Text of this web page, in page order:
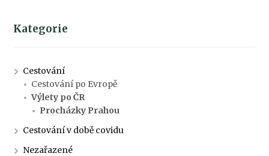
Kategorie
Cestování
Cestování po Evropě
Výlety po ČR
Procházky Prahou
Cestování v době covidu
Nezařazené